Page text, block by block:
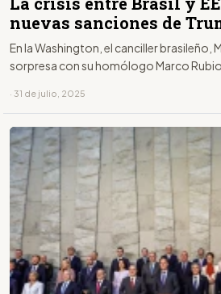
nuevas sanciones de
En la Washington, el canciller brasileño,
sorpresa con su homólogo Marco Rubio.
· 31 de julio, 2025